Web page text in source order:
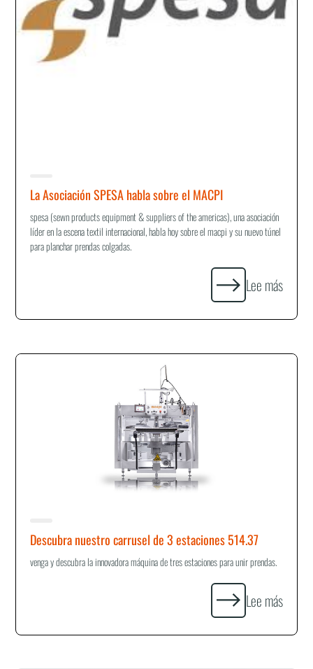
La Asociación SPESA habla sobre el MACPI
spesa (sewn products equipment & suppliers of the americas), una asociación
líder en la escena textil internacional, habla hoy sobre el macpi y su nuevo túnel
para planchar prendas colgadas.
Lee más
Descubra nuestro carrusel de 3 estaciones 514.37
venga y descubra la innovadora máquina de tres estaciones para unir prendas.
Lee más